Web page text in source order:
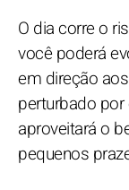
O dia corre o
você poderá
em direção
perturbado
aproveitará o
pequenos